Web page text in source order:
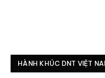
HÀNH KHÚC DNT VIỆT